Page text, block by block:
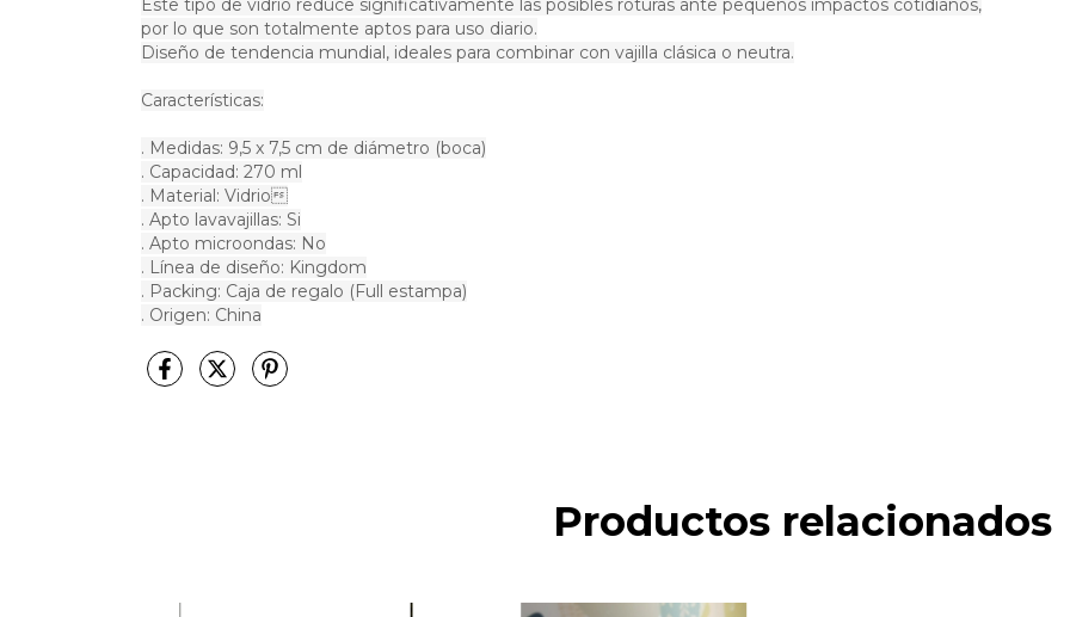
Este tipo de vidrio reduce significativamente las posibles roturas ante pequeños impactos cotidianos,
por lo que son totalmente aptos para uso diario.
Diseño de tendencia mundial, ideales para combinar con vajilla clásica o neutra.
Características:
. Medidas: 9,5 x 7,5 cm de diámetro (boca)
. Capacidad: 270 ml
. Material: Vidrio
. Apto lavavajillas: Si
. Apto microondas: No
. Línea de diseño: Kingdom
. Packing: Caja de regalo (Full estampa)
. Origen: China
Productos relacionados